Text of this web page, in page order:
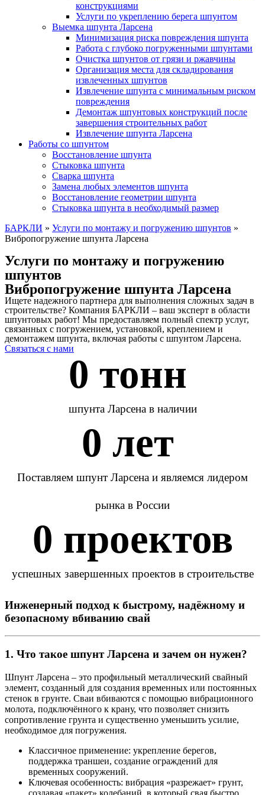
конструкциями
Услуги по укреплению берега шпунтом
Выемка шпунта Ларсена
Минимизация риска повреждения шпунта
Работа с глубоко погруженными шпунтами
Очистка шпунтов от грязи и ржавчины
Организация места для складирования
извлеченных шпунтов
Извлечение шпунта с минимальным риском
повреждения
Демонтаж шпунтовых конструкций после
завершения строительных работ
Извлечение шпунта Ларсена
Работы со шпунтом
Восстановление шпунта
Стыковка шпунта
Сварка шпунта
Замена любых элементов шпунта
Восстановление геометрии шпунта
Стыковка шпунта в необходимый размер
БАРКЛИ » Услуги по монтажу и погружению шпунтов »
Вибропогружение шпунта Ларсена
Услуги по монтажу и погружению
шпунтов
Вибропогружение шпунта Ларсена
Ищете надежного партнера для выполнения сложных задач в
строительстве? Компания БАРКЛИ – ваш эксперт в области
шпунтовых работ! Мы предоставляем полный спектр услуг,
связанных с погружением, установкой, креплением и
демонтажем шпунта, включая работы с шпунтом Ларсена.
Связаться с нами
0 тонн
шпунта Ларсена в наличии
0 лет
Поставляем шпунт Ларсена и являемся лидером
рынка в России
0 проектов
успешных завершенных проектов в строительстве
Инженерный подход к быстрому, надёжному и
безопасному вбиванию свай
1. Что такое шпунт Ларсена и зачем он нужен?
Шпунт Ларсена – это профильный металлический свайный
элемент, созданный для создания временных или постоянных
стенок в грунте. Сваи вбиваются с помощью вибрационного
молота, подключённого к крану, что позволяет снизить
сопротивление грунта и существенно уменьшить усилие,
необходимое для погружения.
Классичное применение: укрепление берегов,
поддержка траншеи, создание ограждений для
временных сооружений.
Ключевая особенность: вибрация «разрежает» грунт,
создавая «пакет» колебаний, в который свая быстро